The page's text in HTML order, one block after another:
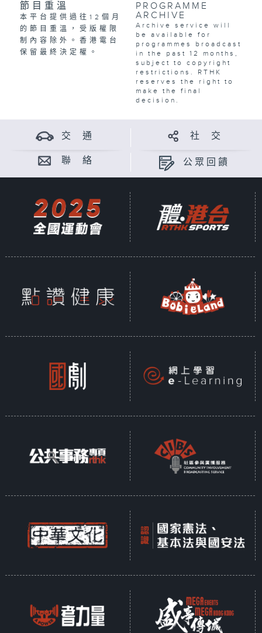
節目重溫
本平台提供過往12個月
的節目重溫，受版權限
制內容除外。香港電台
保留最終決定權。
PROGRAMME
ARCHIVE
Archive service will
be available for
programmes broadcast
in the past 12 months,
subject to copyright
restrictions. RTHK
reserves the right to
make the final
decision.
交 通 社 交
聯 絡 公眾回饋